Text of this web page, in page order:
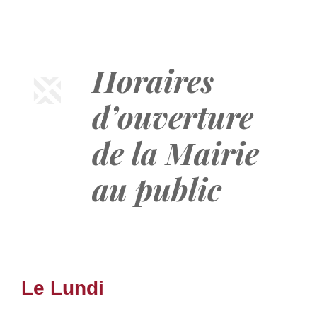
Horaires
d’ouverture
de la Mairie
au public
Le Lundi